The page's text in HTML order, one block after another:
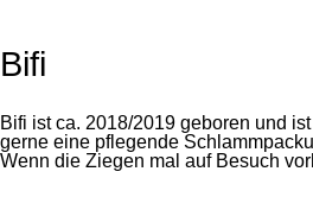
Bifi
Bifi ist ca. 2018/2019 geboren und
gerne eine pflegende
Wenn die Ziegen mal auf Besuch